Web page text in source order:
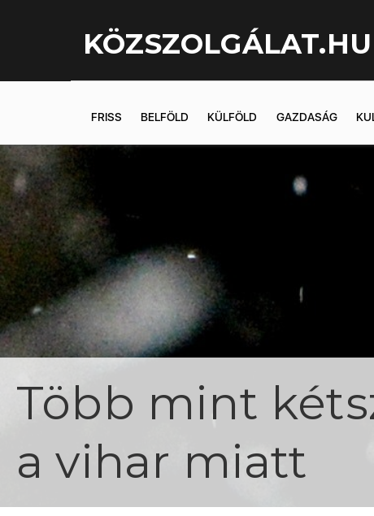
KÖZSZOLGÁLAT.HU
FRISS BELFÖLD KÜLFÖLD GAZDASÁG
Több mint
a vihar miatt